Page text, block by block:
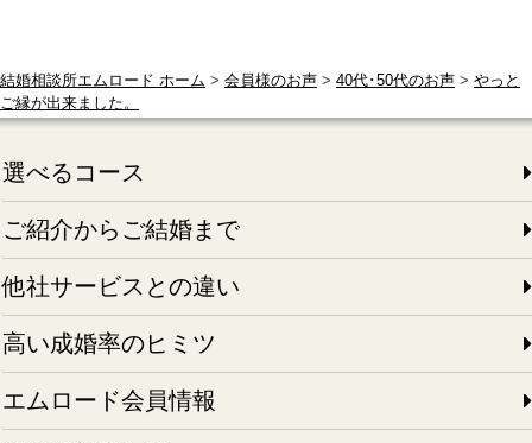
結婚相談所エムロード ホーム > 会員様のお声 > 40代･50代のお声 > やっと
ご縁が出来ました。
選べるコース
ご紹介からご結婚まで
他社サービスとの違い
高い成婚率のヒミツ
エムロード会員情報